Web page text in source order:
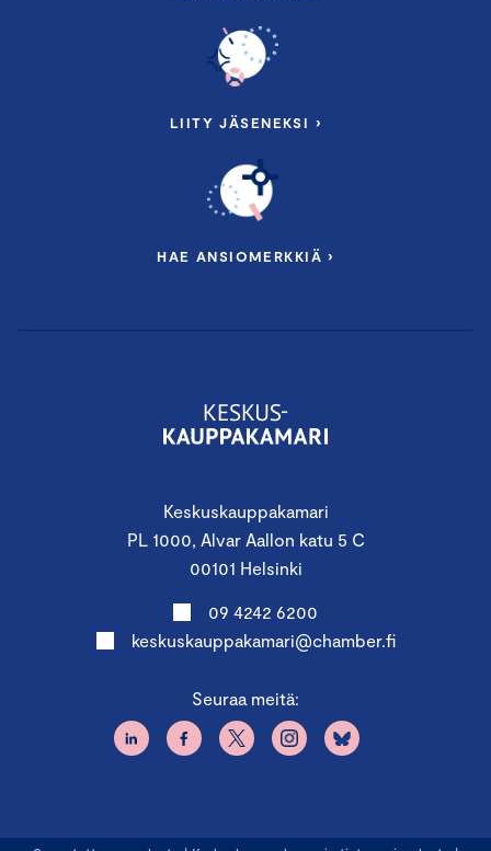
Keskuskauppakamari
PL 1000, Alvar Aallon katu 5 C
00101 Helsinki
09 4242 6200
keskuskauppakamari@chamber.fi
Seuraa meitä:
LIITY JÄSENEKSI ›
HAE ANSIOMERKKIÄ ›